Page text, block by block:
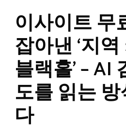
이사이트 무
잡아낸 ‘지
블랙홀’ – AI
도를 읽는
다